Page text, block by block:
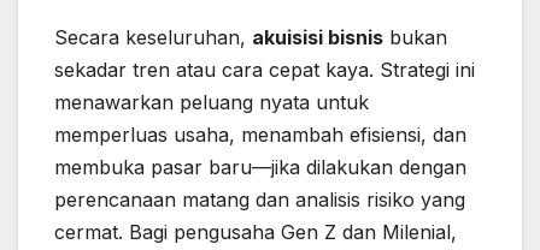
Secara keseluruhan, akuisisi bisnis bukan
sekadar tren atau cara cepat kaya. Strategi ini
menawarkan peluang nyata untuk
memperluas usaha, menambah efisiensi, dan
membuka pasar baru—jika dilakukan dengan
perencanaan matang dan analisis risiko yang
cermat. Bagi pengusaha Gen Z dan Milenial,